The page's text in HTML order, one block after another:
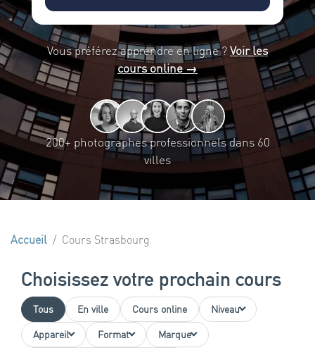
Vous préférez apprendre en ligne ?Voir les
cours online →
200+ photographes professionnels dans 60
villes
Accueil Cours Strasbourg
Choisissez votre prochain cours
Tous En ville Cours online
Niveau
Appareil
Format Marque